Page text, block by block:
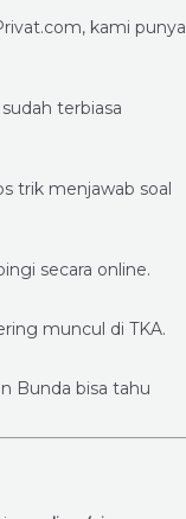
kami punya
terbiasa
trik menjawab soal
secara online.
muncul di TKA.
Bunda bisa tahu